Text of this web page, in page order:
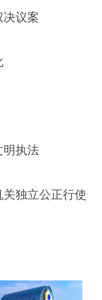
议案
明执法
独立公正行使